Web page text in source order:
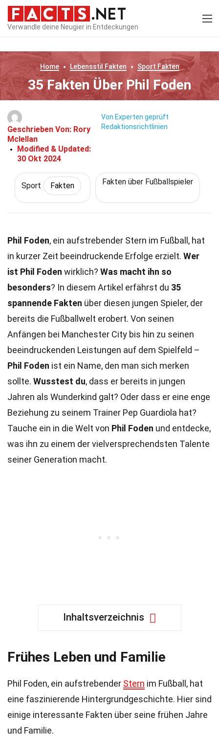
Verwandle deine Neugier in Entdeckungen
Home Lebensstil Fakten Sport Fakten
35 Fakten Über Phil Foden
Geschrieben Von: Rory
Mclellan
Modified & Updated:
30 Okt 2024
Von Experten geprüft
Redaktionsrichtlinien
Sport Fakten Fakten über Fußballspieler
Phil Foden, ein aufstrebender Stern im Fußball, hat
in kurzer Zeit beeindruckende Erfolge erzielt. Wer
ist Phil Foden wirklich? Was macht ihn so
besonders? In diesem Artikel erfährst du 35
spannende Fakten über diesen jungen Spieler, der
bereits die Fußballwelt erobert. Von seinen
Anfängen bei Manchester City bis hin zu seinen
beeindruckenden Leistungen auf dem Spielfeld –
Phil Foden ist ein Name, den man sich merken
sollte. Wusstest du, dass er bereits in jungen
Jahren als Wunderkind galt? Oder dass er eine enge
Beziehung zu seinem Trainer Pep Guardiola hat?
Tauche ein in die Welt von Phil Foden und entdecke,
was ihn zu einem der vielversprechendsten Talente
seiner Generation macht.
Inhaltsverzeichnis
Frühes Leben und Familie
Phil Foden, ein aufstrebender Stern im Fußball, hat
eine faszinierende Hintergrundgeschichte. Hier sind
einige interessante Fakten über seine frühen Jahre
und Familie.